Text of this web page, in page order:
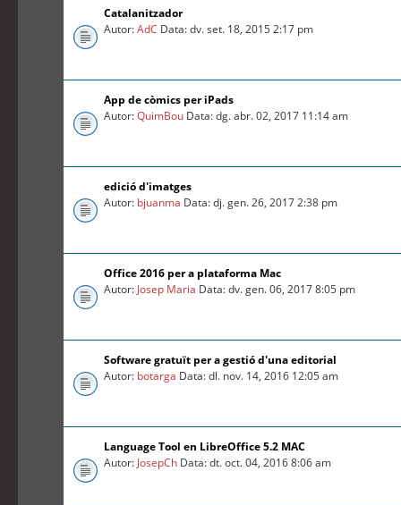
Catalanitzador
Autor:AdC Data: dv. set. 18, 2015 2:17 pm
App de còmics per iPads
Autor:QuimBou Data: dg. abr. 02, 2017 11:14 am
edició d'imatges
Autor: bjuanma Data: dj. gen. 26, 2017 2:38 pm
Office 2016 per a plataforma Mac
Autor: Josep Maria Data: dv. gen. 06, 2017 8:05 pm
Software gratuït per a gestió d'una editorial
Autor: botarga Data: dl. nov. 14, 2016 12:05 am
Language Tool en LibreOffice 5.2 MAC
Autor: JosepCh Data: dt. oct. 04, 2016 8:06 am